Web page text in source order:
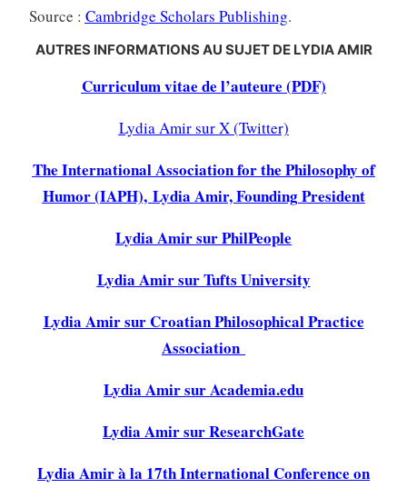
Source : Cambridge Scholars Publishing.
AUTRES INFORMATIONS AU SUJET DE LYDIA AMIR
Curriculum vitae de l’auteure (PDF)
Lydia Amir sur X (Twitter)
The International Association for the Philosophy of
Humor (IAPH), Lydia Amir, Founding President
Lydia Amir sur PhilPeople
Lydia Amir surTufts University
Lydia Amir surCroatian Philosophical Practice
Association
Lydia Amir sur Academia.edu
Lydia Amir sur ResearchGate
Lydia Amir à la 17th International Conference on